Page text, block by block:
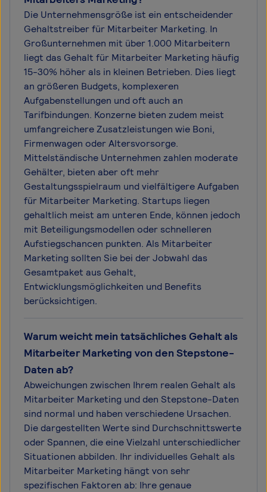
Die Unternehmensgröße ist ein entscheidender
Gehaltstreiber für Mitarbeiter Marketing. In
Großunternehmen mit über 1.000 Mitarbeitern
liegt das Gehalt für Mitarbeiter Marketing häufig
15-30% höher als in kleinen Betrieben. Dies liegt
an größeren Budgets, komplexeren
Aufgabenstellungen und oft auch an
Tarifbindungen. Konzerne bieten zudem meist
umfangreichere Zusatzleistungen wie Boni,
Firmenwagen oder Altersvorsorge.
Mittelständische Unternehmen zahlen moderate
Gehälter, bieten aber oft mehr
Gestaltungsspielraum und vielfältigere Aufgaben
für Mitarbeiter Marketing. Startups liegen
gehaltlich meist am unteren Ende, können jedoch
mit Beteiligungsmodellen oder schnelleren
Aufstiegschancen punkten. Als Mitarbeiter
Marketing sollten Sie bei der Jobwahl das
Gesamtpaket aus Gehalt,
Entwicklungsmöglichkeiten und Benefits
berücksichtigen.
Warum weicht mein tatsächliches Gehalt als
Mitarbeiter Marketing von den Stepstone-
Daten ab?
Abweichungen zwischen Ihrem realen Gehalt als
Mitarbeiter Marketing und den Stepstone-Daten
sind normal und haben verschiedene Ursachen.
Die dargestellten Werte sind Durchschnittswerte
oder Spannen, die eine Vielzahl unterschiedlicher
Situationen abbilden. Ihr individuelles Gehalt als
Mitarbeiter Marketing hängt von sehr
spezifischen Faktoren ab: Ihre genaue